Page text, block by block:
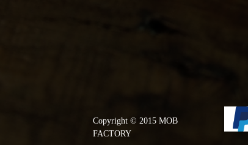
Copyright © 2015 MOB
FACTORY